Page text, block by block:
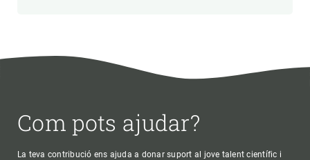
Com pots ajudar?
La teva contribució ens ajuda a donar suport al jove talent científic i